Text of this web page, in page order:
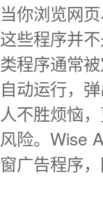
当你浏览网
这些程序并
类程序通常
自动运行，
人不胜烦恼
风险。Wise
窗广告程序